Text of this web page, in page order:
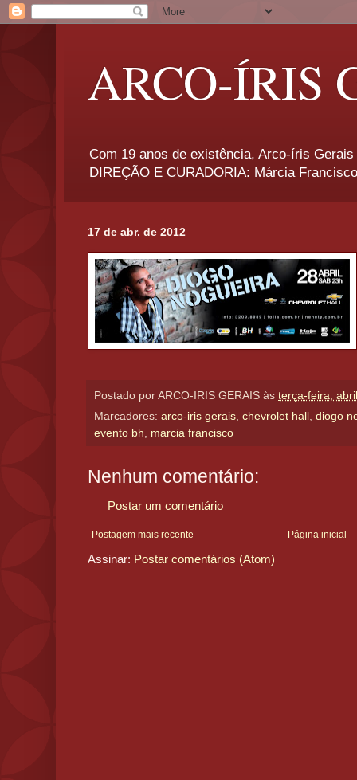
ARCO-ÍRIS
Com 19 anos de existência, Arco-íris
DIREÇÃO E CURADORIA: Márcia
17 de abr. de 2012
Postado por ARCO-IRIS GERAIS às terça-feira,
Marcadores: arco-iris gerais, chevrolet hall , diogo
evento bh, marcia francisco
Nenhum comentário:
Postar um comentário
Postagem mais recente Página inicial
Assinar: Postar comentários (Atom)